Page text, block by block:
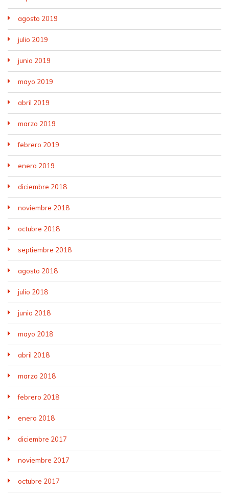
agosto 2019
julio 2019
junio 2019
mayo 2019
abril 2019
marzo 2019
febrero 2019
enero 2019
diciembre 2018
noviembre 2018
octubre 2018
septiembre 2018
agosto 2018
julio 2018
junio 2018
mayo 2018
abril 2018
marzo 2018
febrero 2018
enero 2018
diciembre 2017
noviembre 2017
octubre 2017